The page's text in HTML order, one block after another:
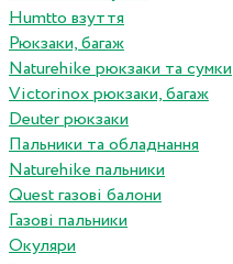
Humtto взуття
Рюкзаки, багаж
Naturehike рюкзаки та сумки
Victorinox рюкзаки, багаж
Deuter рюкзаки
Пальники та обладнання
Naturehike пальники
Quest газові балони
Газові пальники
Окуляри